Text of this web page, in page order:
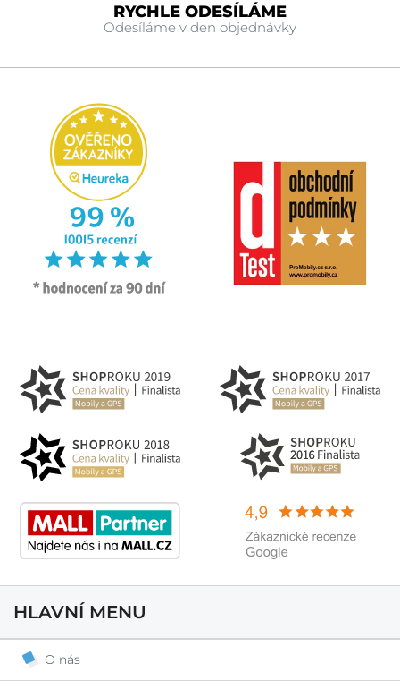
RYCHLE ODESÍLÁME
Odesíláme v den objednávky
HLAVNÍ MENU
O nás